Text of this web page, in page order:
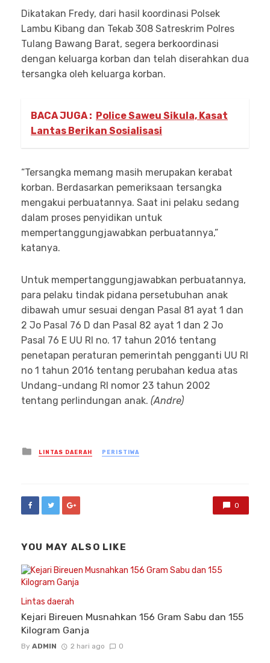
Dikatakan Fredy, dari hasil koordinasi Polsek
Lambu Kibang dan Tekab 308 Satreskrim Polres
Tulang Bawang Barat, segera berkoordinasi
dengan keluarga korban dan telah diserahkan dua
tersangka oleh keluarga korban.
BACA JUGA : Police Saweu Sikula, Kasat
Lantas Berikan Sosialisasi
“Tersangka memang masih merupakan kerabat
korban. Berdasarkan pemeriksaan tersangka
mengakui perbuatannya. Saat ini pelaku sedang
dalam proses penyidikan untuk
mempertanggungjawabkan perbuatannya,”
katanya.
Untuk mempertanggungjawabkan perbuatannya,
para pelaku tindak pidana persetubuhan anak
dibawah umur sesuai dengan Pasal 81 ayat 1 dan
2 Jo Pasal 76 D dan Pasal 82 ayat 1 dan 2 Jo
Pasal 76 E UU RI no. 17 tahun 2016 tentang
penetapan peraturan pemerintah pengganti UU RI
no 1 tahun 2016 tentang perubahan kedua atas
Undang-undang RI nomor 23 tahun 2002
tentang perlindungan anak. (Andre)
Posted
in
LINTAS DAERAH PERISTIWA
0
YOU MAY ALSO LIKE
Lintas daerah
Kejari Bireuen Musnahkan 156 Gram Sabu dan 155
Kilogram Ganja
By ADMIN 2 hari ago 0